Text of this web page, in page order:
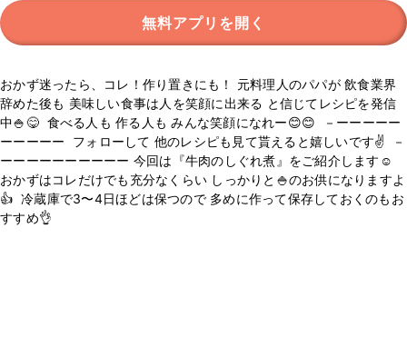
無料アプリを開く
おかず迷ったら、コレ！作り置きにも！ 元料理人のパパが 飲食業界
辞めた後も 美味しい食事は人を笑顔に出来る と信じてレシピを発信
中🍚😋 ⁡ 食べる人も 作る人も みんな笑顔になれー😊😊 ⁡ －ーーーーー
ーーーーー ⁡ フォローして 他のレシピも見て貰えると嬉しいです✌️ ⁡ －
ーーーーーーーーーー 今回は『牛肉のしぐれ煮』をご紹介します☺️ ⁡
おかずはコレだけでも充分なくらい しっかりと🍚のお供になりますよ
👍 ⁡ 冷蔵庫で3〜4日ほどは保つので 多めに作って保存しておくのもお
すすめ👌